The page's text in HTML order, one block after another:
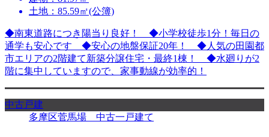
土地：85.59㎡(公簿)
◆南東道路につき陽当り良好！ ◆小学校徒歩1分！毎日の
通学も安心です ◆安心の地盤保証20年！ ◆人気の田園都
市エリアの2階建て新築分譲住宅・最終1棟！ ◆水廻りが2
階に集中していますので、家事動線が効率的！
中古戸建
多摩区菅馬場 中古一戸建て